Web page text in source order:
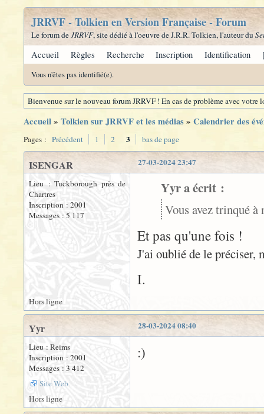
JRRVF - Tolkien en Version Française - Forum
Le forum deJRRVF, site dédié à l'oeuvre de J.R.R. Tolkien, l'auteur du
Accueil Règles Recherche Inscription Identification
Vous n'êtes pas identifié(e).
Bienvenue sur le nouveau forum JRRVF ! En cas de problème avec
Accueil» Tolkien sur JRRVF et les médias» Calendrier des
Pages : Précédent 1 2 3 bas de page
27-03-2024 23:47
ISENGAR
Lieu : Tuckborough près de
Chartres
Inscription : 2001
Messages : 5 117
Yyr a écrit :
Vous avez trinqué
Et pas qu'une fois !
J'ai oublié de le préciser,
I.
Hors ligne
28-03-2024 08:40
Yyr
Lieu : Reims
Inscription : 2001
Messages : 3 412
Site Web
:)
Hors ligne